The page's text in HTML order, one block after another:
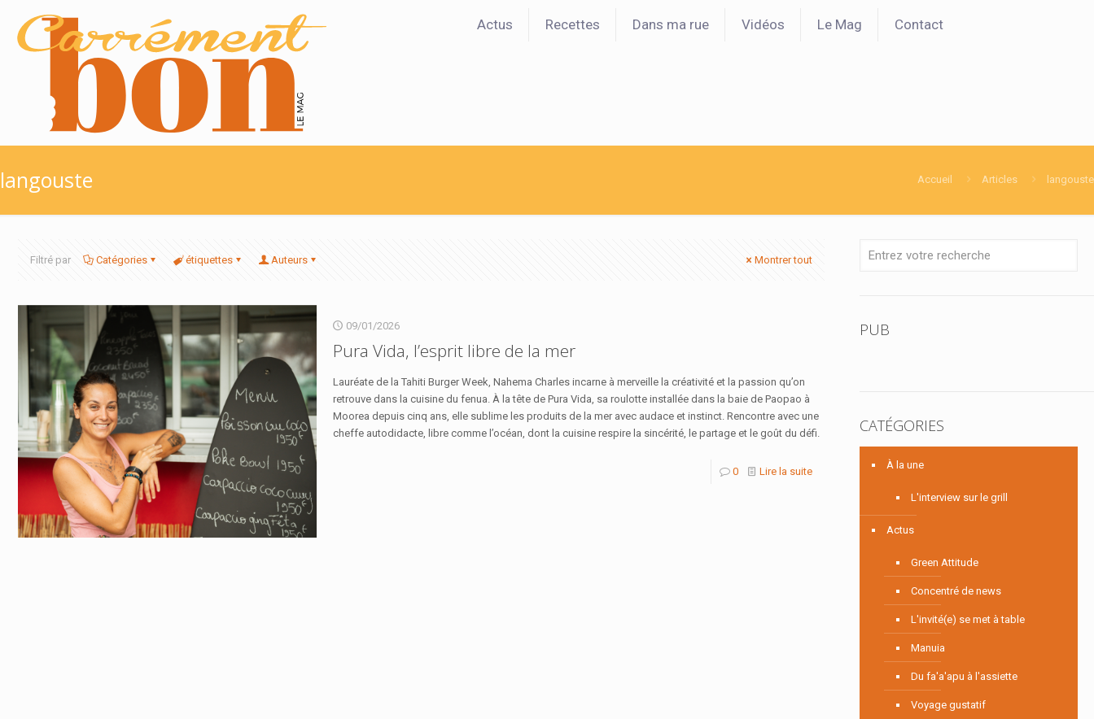
Actus Recettes Dans ma rue Vidéos Le Mag Contact
langouste Accueil Articles langouste
Filtré par Catégories étiquettes Auteurs Montrer tout
09/01/2026
Pura Vida, l’esprit libre de la mer
Lauréate de la Tahiti Burger Week, Nahema Charles incarne à merveille la créativité et la passion qu’on
retrouve dans la cuisine du fenua. À la tête de Pura Vida, sa roulotte installée dans la baie de Paopao à
Moorea depuis cinq ans, elle sublime les produits de la mer avec audace et instinct. Rencontre avec une
cheffe autodidacte, libre comme l’océan, dont la cuisine respire la sincérité, le partage et le goût du défi.
0 Lire la suite
PUB
CATÉGORIES
À la une
L'interview sur le grill
Actus
Green Attitude
Concentré de news
L'invité(e) se met à table
Manuia
Du fa'a'apu à l'assiette
Voyage gustatif